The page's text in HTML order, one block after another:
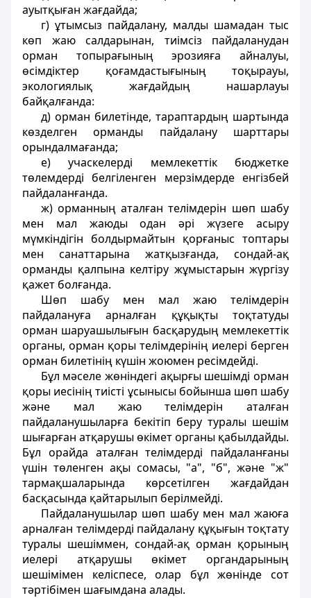
ауытқыған жағдайда;
г) ұтымсыз пайдалану, малды шамадан тыс
көп жаю салдарынан, тиiмсiз пайдаланудан
орман топырағының эрозияға айналуы,
өсiмдiктер қоғамдастығының тоқырауы,
экологиялық жағдайдың нашарлауы
байқалғанда:
д) орман билетiнде, тараптардың шартында
көзделген орманды пайдалану шарттары
орындалмағанда;
е) учаскелердi мемлекеттік бюджетке
төлемдердi белгiленген мерзiмдерде енгiзбей
пайдаланғанда.
ж) орманның аталған телiмдерiн шөп шабу
мен мал жаюды одан әрi жүзеге асыру
мүмкiндiгiн болдырмайтын қорғаныс топтары
мен санаттарына жатқызғанда, сондай-ақ
орманды қалпына келтiру жұмыстарын жүргiзу
қажет болғанда.
Шөп шабу мен мал жаю телiмдерiн
пайдалануға арналған құқықты тоқтатуды
орман шаруашылығын басқарудың мемлекеттік
органы, орман қоры телiмдерiнiң иелерi берген
орман билетiнiң күшiн жоюмен ресiмдейдi.
Бұл мәселе жөніндегі ақырғы шешiмдi орман
қоры иесiнiң тиiстi ұсынысы бойынша шөп шабу
және мал жаю телiмдерiн аталған
пайдаланушыларға бекітіп беру туралы шешiм
шығарған атқарушы өкiмет органы қабылдайды.
Бұл орайда аталған телiмдердi пайдаланғаны
үшiн төленген ақы сомасы, "а", "б", және "ж"
тармақшаларында көрсетiлген жағдайдан
басқасында қайтарылып берiлмейдi.
Пайдаланушылар шөп шабу мен мал жаюға
арналған телiмдердi пайдалану құқығын тоқтату
туралы шешiммен, сондай-ақ орман қорының
иелерi атқарушы өкiмет органдарының
шешiмiмен келiспесе, олар бұл жөнiнде сот
тәртібімен шағымдана алады.